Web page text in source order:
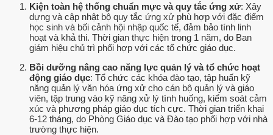
Kiện toàn hệ thống chuẩn mực và quy tắc ứng xử: Xây
dựng và cập nhật bộ quy tắc ứng xử phù hợp với đặc điểm
học sinh và bối cảnh hội nhập quốc tế, đảm bảo tính linh
hoạt và khả thi. Thời gian thực hiện trong 1 năm, do Ban
giám hiệu chủ trì phối hợp với các tổ chức giáo dục.
Bồi dưỡng nâng cao năng lực quản lý và tổ chức hoạt
động giáo dục: Tổ chức các khóa đào tạo, tập huấn kỹ
năng quản lý văn hóa ứng xử cho cán bộ quản lý và giáo
viên, tập trung vào kỹ năng xử lý tình huống, kiểm soát cảm
xúc và phương pháp giáo dục tích cực. Thời gian triển khai
6-12 tháng, do Phòng Giáo dục và Đào tạo phối hợp với nhà
trường thực hiện.